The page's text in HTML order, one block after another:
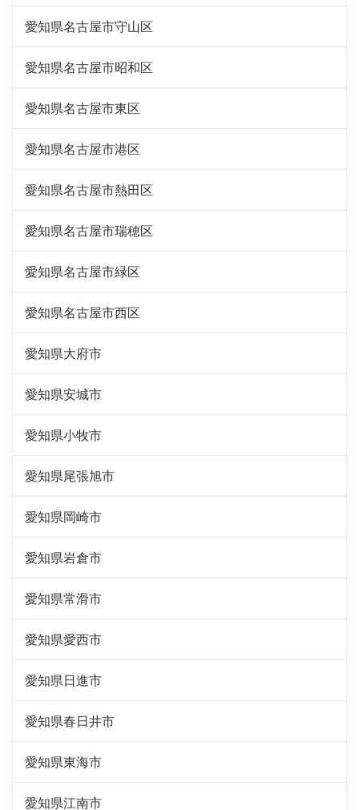
愛知県名古屋市守山区
愛知県名古屋市昭和区
愛知県名古屋市東区
愛知県名古屋市港区
愛知県名古屋市熱田区
愛知県名古屋市瑞穂区
愛知県名古屋市緑区
愛知県名古屋市西区
愛知県大府市
愛知県安城市
愛知県小牧市
愛知県尾張旭市
愛知県岡崎市
愛知県岩倉市
愛知県常滑市
愛知県愛西市
愛知県日進市
愛知県春日井市
愛知県東海市
愛知県江南市